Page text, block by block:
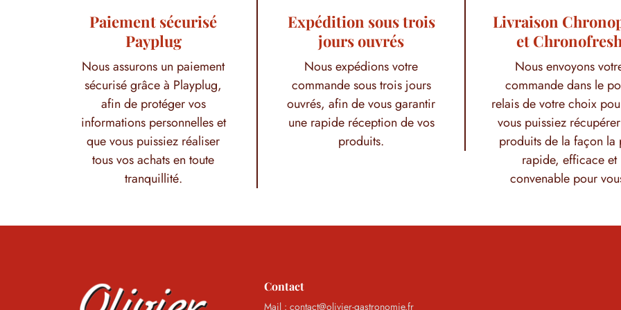
Paiement sécurisé
Payplug
Nous assurons un paiement
sécurisé grâce à Playplug,
afin de protéger vos
informations personnelles et
que vous puissiez réaliser
tous vos achats en toute
tranquillité.
Expédition sous trois
jours ouvrés
Nous expédions votre
commande sous trois jours
ouvrés, afin de vous garantir
une rapide réception de vos
produits.
Livraison
et
Nous envoyons
commande dans le
relais de votre choix
vous puissiez
produits de la façon la
rapide, efficace et
convenable pour
Contact
Mail : contact@olivier-gastronomie.fr